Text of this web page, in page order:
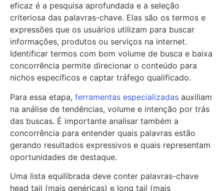
eficaz é a pesquisa aprofundada e a seleção
criteriosa das palavras-chave. Elas são os termos e
expressões que os usuários utilizam para buscar
informações, produtos ou serviços na internet.
Identificar termos com bom volume de busca e baixa
concorrência permite direcionar o conteúdo para
nichos específicos e captar tráfego qualificado.
Para essa etapa, ferramentas especializadas auxiliam
na análise de tendências, volume e intenção por trás
das buscas. É importante analisar também a
concorrência para entender quais palavras estão
gerando resultados expressivos e quais representam
oportunidades de destaque.
Uma lista equilibrada deve conter palavras-chave
head tail (mais genéricas) e long tail (mais